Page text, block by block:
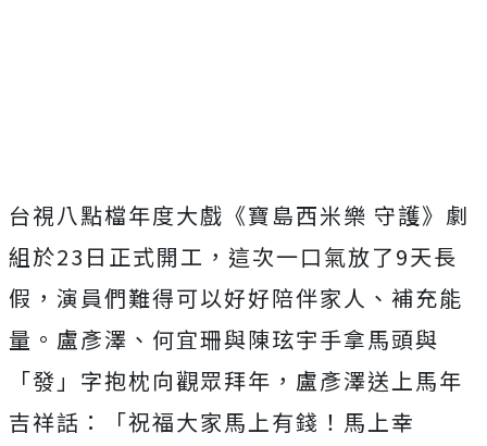
台視八點檔年度大戲《寶島西米樂 守護》劇
組於23 日正式開工， 這次一口氣放了9天長
假，演員們難得可以好好陪伴家人、 補充能
量。盧彥澤、何宜珊與陳玹宇手拿馬頭與
「發」 字抱枕向觀眾拜年，盧彥澤送上馬年
吉祥話：「祝福大家馬上有錢！ 馬上幸